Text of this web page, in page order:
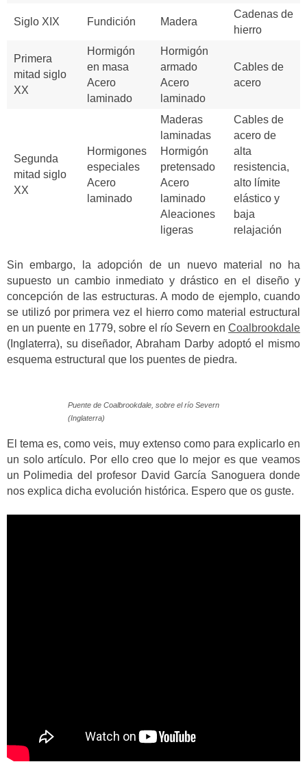
Siglo XIX Fundición Madera
Cadenas de
hierro
Primera
mitad siglo
XX
Hormigón
en masa
Acero
laminado
Hormigón
armado
Acero
laminado
Cables de
acero
Segunda
mitad siglo
XX
Hormigones
especiales
Acero
laminado
Maderas
laminadas
Hormigón
pretensado
Acero
laminado
Aleaciones
ligeras
Cables de
acero de
alta
resistencia,
alto límite
elástico y
baja
relajación
Sin embargo, la adopción de un nuevo material no ha
supuesto un cambio inmediato y drástico en el diseño y
concepción de las estructuras. A modo de ejemplo, cuando
se utilizó por primera vez el hierro como material estructural
en un puente en 1779, sobre el río Severn en Coalbrookdale
(Inglaterra), su diseñador, Abraham Darby adoptó el mismo
esquema estructural que los puentes de piedra.
Puente de Coalbrookdale, sobre el río Severn
(Inglaterra)
El tema es, como veis, muy extenso como para explicarlo en
un solo artículo. Por ello creo que lo mejor es que veamos
un Polimedia del profesor David García Sanoguera donde
nos explica dicha evolución histórica. Espero que os guste.